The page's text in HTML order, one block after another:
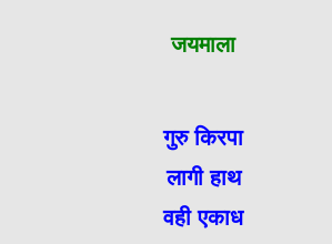
जयमाला
गुरु किरपा
लागी हाथ
वही एकाध